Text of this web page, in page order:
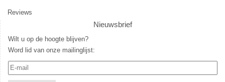
Reviews
Nieuwsbrief
Wilt u op de hoogte blijven?
Word lid van onze mailinglijst: